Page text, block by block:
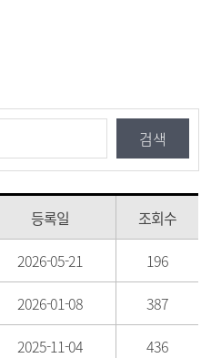
등록일
조회수
2026-05-21
196
2026-01-08
387
2025-11-04
436